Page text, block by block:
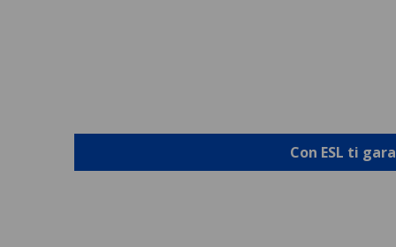
Con ESL ti